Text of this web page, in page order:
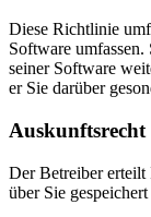
Diese Richtlinie
Software
seiner Software
er Sie darüber
Auskunftsrecht
Der Betreiber
über Sie